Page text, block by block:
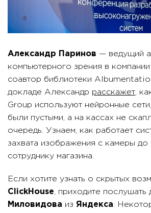
Александр Паринов — ведущий
компьютерного зрения в компании
соавтор библиотеки
докладе Александр расскажет,
Group используют нейронные
были пустыми, а на кассах не
очередь. Узнаем, как работает
захвата изображения с камеры до
сотруднику магазина.
Если хотите узнать о скрытых
ClickHouse, приходите послушать
Миловидова из Яндекса.